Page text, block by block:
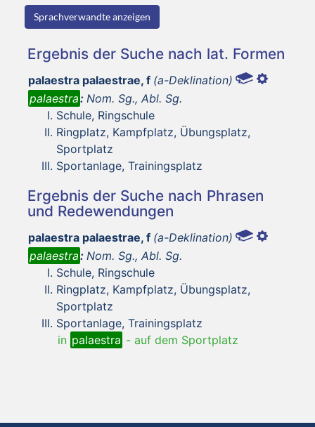
Sprachverwandte anzeigen
Ergebnis der Suche nach lat. Formen
palaestra palaestrae, f (a-Deklination)
palaestra: Nom. Sg., Abl. Sg.
Schule, Ringschule
Ringplatz, Kampfplatz, Übungsplatz,
Sportplatz
Sportanlage, Trainingsplatz
Ergebnis der Suche nach Phrasen
und Redewendungen
palaestra palaestrae, f (a-Deklination)
palaestra: Nom. Sg., Abl. Sg.
Schule, Ringschule
Ringplatz, Kampfplatz, Übungsplatz,
Sportplatz
Sportanlage, Trainingsplatz
in palaestra - auf dem Sportplatz